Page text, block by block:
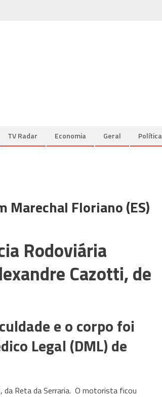
TV Radar Economia Geral Política
Marechal Floriano (ES)
Rodoviária
Cazotti, de
e o corpo foi
Legal (DML) de
da Reta da Serraria. O motorista ficou